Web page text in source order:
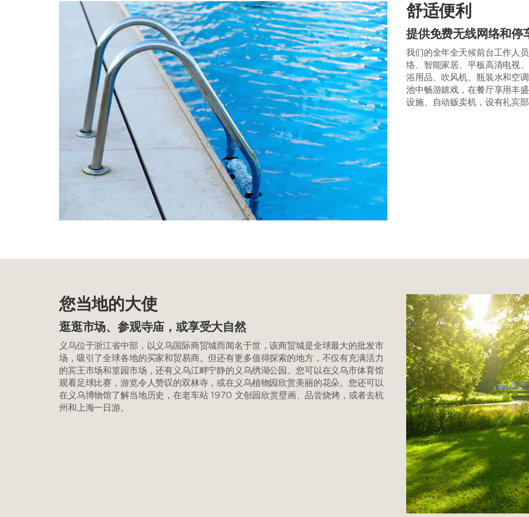
舒适便利
提供免费无线网络和停
我们的全年全天候前台工作人
络、智能家居、平板高清电视
浴用品、吹风机、瓶装水和空
池中畅游嬉戏，在餐厅享用丰
设施、自动贩卖机，设有礼宾
您当地的大使
逛逛市场、参观寺庙，或享受大自然
义乌位于浙江省中部，以义乌国际商贸城而闻名于世，该商贸城是全球最大的批发市
场，吸引了全球各地的买家和贸易商。但还有更多值得探索的地方，不仅有充满活力
的宾王市场和篁园市场，还有义乌江畔宁静的义乌绣湖公园。您可以在义乌市体育馆
观看足球比赛，游览令人赞叹的双林寺，或在义乌植物园欣赏美丽的花朵。您还可以
在义乌博物馆了解当地历史，在老车站 1970 文创园欣赏壁画、品尝烧烤，或者去杭
州和上海一日游。